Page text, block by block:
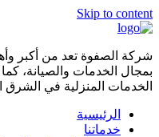
Skip to content
شركة الصفوة تعد من أكبر
بمجال الخدمات والصيانة،
الخدمات المنزلية في الشرق
الرئيسية
خدماتنا